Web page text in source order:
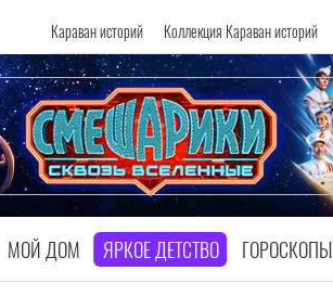
Караван историй Коллекция Караван историй
МОЙ ДОМ ЯРКОЕ ДЕТСТВО ГОРОСКОПЫ